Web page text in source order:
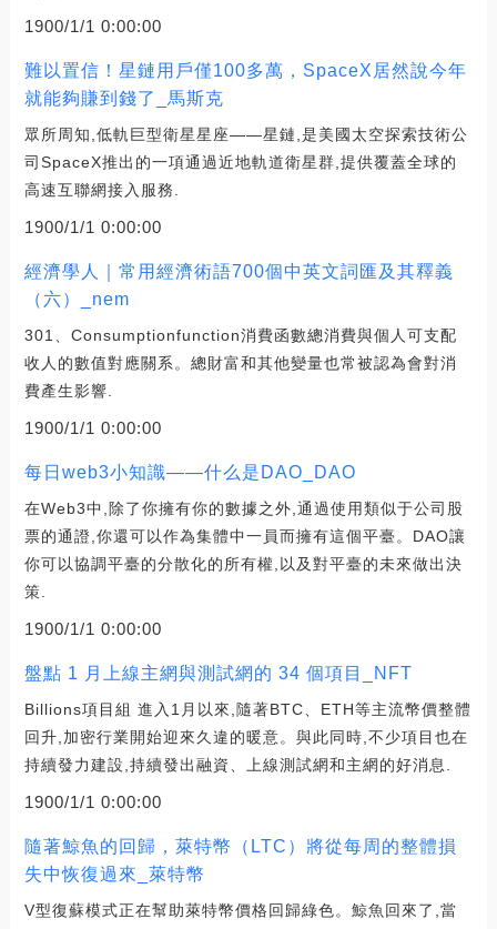
1900/1/1 0:00:00
難以置信！星鏈用戶僅100多萬，SpaceX居然說今年
就能夠賺到錢了_馬斯克
眾所周知,低軌巨型衛星星座——星鏈,是美國太空探索技術公
司SpaceX推出的一項通過近地軌道衛星群,提供覆蓋全球的
高速互聯網接入服務.
1900/1/1 0:00:00
經濟學人｜常用經濟術語700個中英文詞匯及其釋義
（六）_nem
301、Consumptionfunction消費函數總消費與個人可支配
收人的數值對應關系。總財富和其他變量也常被認為會對消
費產生影響.
1900/1/1 0:00:00
每日web3小知識——什么是DAO_DAO
在Web3中,除了你擁有你的數據之外,通過使用類似于公司股
票的通證,你還可以作為集體中一員而擁有這個平臺。DAO讓
你可以協調平臺的分散化的所有權,以及對平臺的未來做出決
策.
1900/1/1 0:00:00
盤點 1 月上線主網與測試網的 34 個項目_NFT
Billions項目組 進入1月以來,隨著BTC、ETH等主流幣價整體
回升,加密行業開始迎來久違的暖意。與此同時,不少項目也在
持續發力建設,持續發出融資、上線測試網和主網的好消息.
1900/1/1 0:00:00
隨著鯨魚的回歸，萊特幣（LTC）將從每周的整體損
失中恢復過來_萊特幣
V型復蘇模式正在幫助萊特幣價格回歸綠色。鯨魚回來了,當